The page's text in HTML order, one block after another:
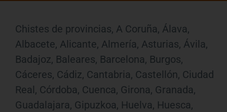
Chistes de provincias, A Coruña, Álava,
Albacete, Alicante, Almería, Asturias, Ávila,
Badajoz, Baleares, Barcelona, Burgos,
Cáceres, Cádiz, Cantabria, Castellón, Ciudad
Real, Córdoba, Cuenca, Girona, Granada,
Guadalajara, Gipuzkoa, Huelva, Huesca,